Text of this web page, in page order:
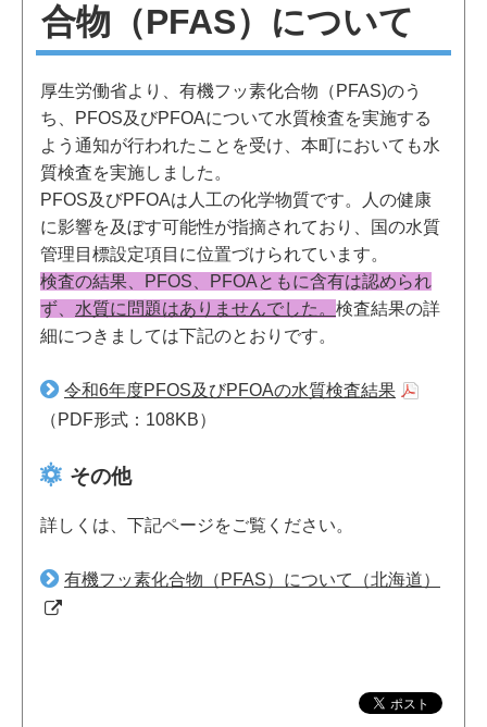
合物（PFAS）について
厚生労働省より、有機フッ素化合物（PFAS)のう
ち、PFOS及びPFOAについて水質検査を実施する
よう通知が行われたことを受け、本町においても水
質検査を実施しました。
PFOS及びPFOAは人工の化学物質です。人の健康
に影響を及ぼす可能性が指摘されており、国の水質
管理目標設定項目に位置づけられています。
検査の結果、PFOS、PFOAともに含有は認められ
ず、 水質に問題はありませんでした。 検査結果の詳
細につきましては下記のとおりです。
令和6年度PFOS及びPFOAの水質検査結果
（PDF形式：108KB）
その他
詳しくは、下記ページをご覧ください。
有機フッ素化合物（PFAS）について（北海道）